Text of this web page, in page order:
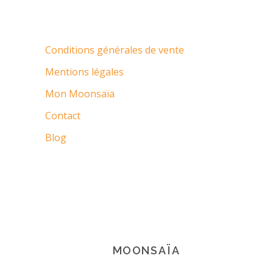
Conditions générales de vente
Mentions légales
Mon Moonsaïa
Contact
Blog
MOONSAÏA